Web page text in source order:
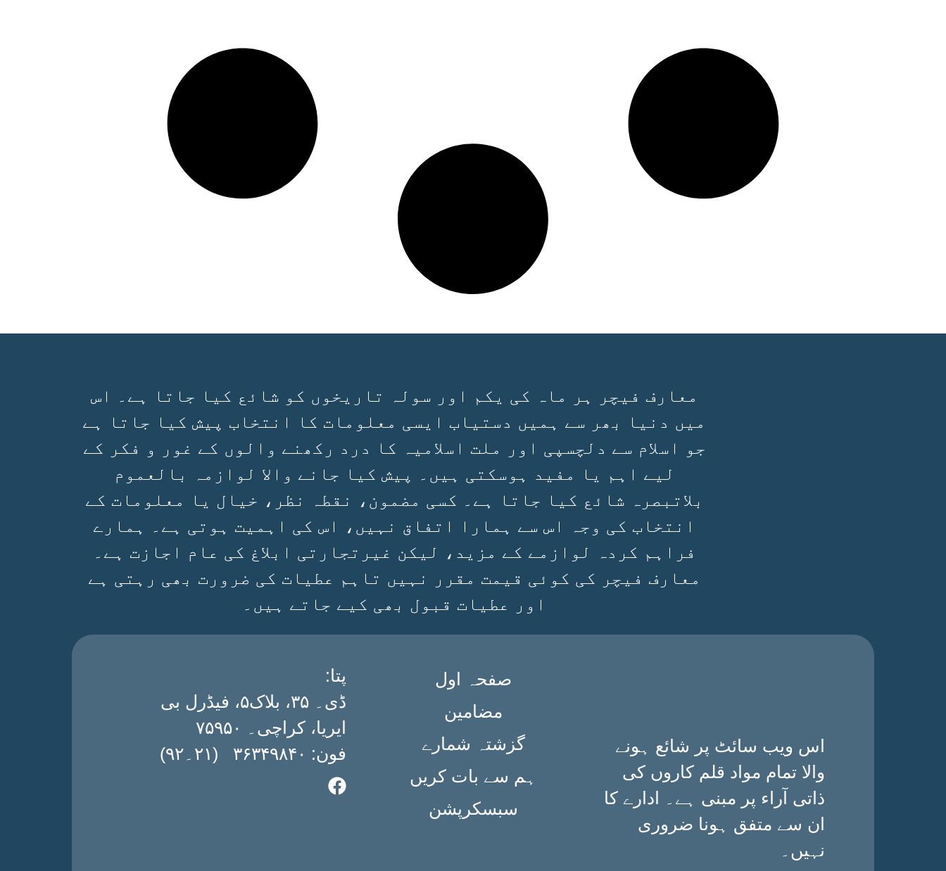
معارف فیچر ہر ماہ کی یکم اور سولہ تاریخوں کو شائع کیا جاتا ہے۔ اس
میں دنیا بھر سے ہمیں دستیاب ایسی معلومات کا انتخاب پیش کیا جاتا ہے
جو اسلام سے دلچسپی اور ملت اسلامیہ کا درد رکھنے والوں کے غور و فکر کے
لیے اہم یا مفید ہوسکتی ہیں۔ پیش کیا جانے والا لوازمہ بالعموم
بلاتبصرہ شائع کیا جاتا ہے۔ کسی مضمون، نقطہ نظر، خیال یا معلومات کے
انتخاب کی وجہ اس سے ہمارا اتفاق نہیں، اس کی اہمیت ہوتی ہے۔ ہمارے
فراہم کردہ لوازمے کے مزید، لیکن غیرتجارتی ابلاغ کی عام اجازت ہے۔
معارف فیچر کی کوئی قیمت مقرر نہیں تاہم عطیات کی ضرورت بھی رہتی ہے
اور عطیات قبول بھی کیے جاتے ہیں۔
:پتا
ڈی۔ ۳۵، بلاک۵، فیڈرل بی
ایریا، کراچی۔ ۷۵۹۵۰
فون: ۳۶۳۴۹۸۴۰ (۲۱۔۹۲)
صفحہ اول
مضامین
گزشتہ شمارے
ہم سے بات کریں
سبسکرپشن
اس ویب سائٹ پر شائع ہونے
والا تمام مواد قلم کاروں کی
ذاتی آراء پر مبنی ہے۔ ادارے کا
ان سے متفق ہونا ضروری
نہیں۔